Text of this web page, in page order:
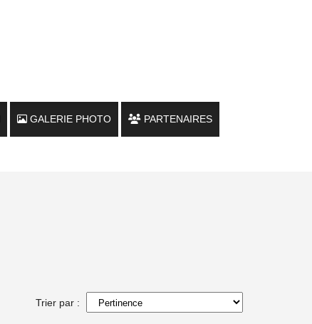
GALERIE PHOTO PARTENAIRES
Trier par :